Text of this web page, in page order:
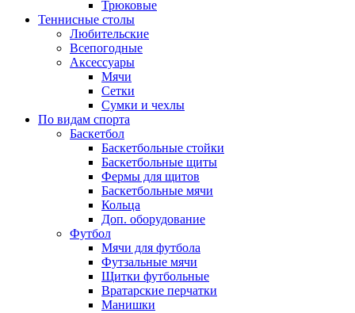
Трюковые
Теннисные столы
Любительские
Всепогодные
Аксессуары
Мячи
Сетки
Сумки и чехлы
По видам спорта
Баскетбол
Баскетбольные стойки
Баскетбольные щиты
Фермы для щитов
Баскетбольные мячи
Кольца
Доп. оборудование
Футбол
Мячи для футбола
Футзальные мячи
Щитки футбольные
Вратарские перчатки
Манишки